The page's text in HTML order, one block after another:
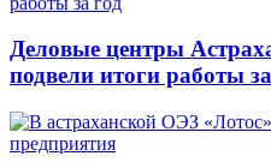
Деловые центры
подвели итоги работы